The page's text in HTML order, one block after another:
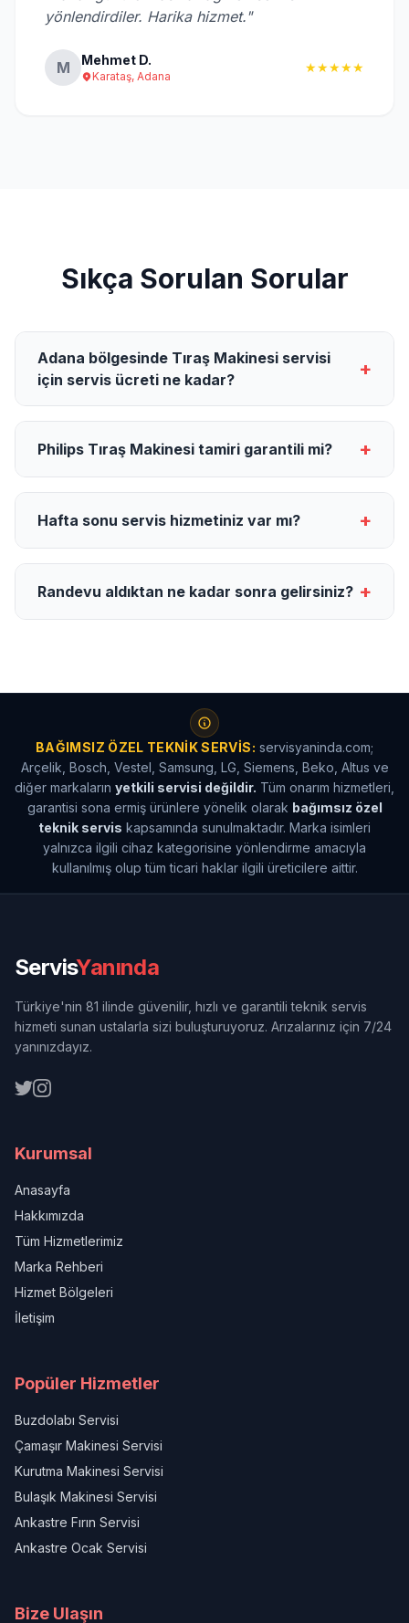
yönlendirdiler. Harika hizmet."
M Mehmet D.
Karataş, Adana
★★★★★
Sıkça Sorulan Sorular
Adana bölgesinde Tıraş Makinesi servisi
için servis ücreti ne kadar?
+
Philips Tıraş Makinesi tamiri garantili mi? +
Hafta sonu servis hizmetiniz var mı? +
Randevu aldıktan ne kadar sonra gelirsiniz? +
BAĞIMSIZ ÖZEL TEKNIK SERVIS: servisyaninda.com;
Arçelik, Bosch, Vestel, Samsung, LG, Siemens, Beko, Altus ve
diğer markaların yetkili servisi değildir. Tüm onarım hizmetleri,
garantisi sona ermiş ürünlere yönelik olarak bağımsız özel
teknik servis kapsamında sunulmaktadır. Marka isimleri
yalnızca ilgili cihaz kategorisine yönlendirme amacıyla
kullanılmış olup tüm ticari haklar ilgili üreticilere aittir.
ServisYanında
Türkiye'nin 81 ilinde güvenilir, hızlı ve garantili teknik servis
hizmeti sunan ustalarla sizi buluşturuyoruz. Arızalarınız için 7/24
yanınızdayız.
Kurumsal
Anasayfa
Hakkımızda
Tüm Hizmetlerimiz
Marka Rehberi
Hizmet Bölgeleri
İletişim
Popüler Hizmetler
Buzdolabı Servisi
Çamaşır Makinesi Servisi
Kurutma Makinesi Servisi
Bulaşık Makinesi Servisi
Ankastre Fırın Servisi
Ankastre Ocak Servisi
Bize Ulaşın